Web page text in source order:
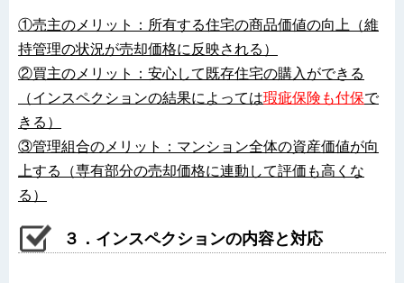
①売主のメリット：所有する住宅の商品価値の向上（維
持管理の状況が売却価格に反映される）
②買主のメリット：安心して既存住宅の購入ができる
（インスペクションの結果によっては瑕疵保険も付保で
きる）
③管理組合のメリット：マンション全体の資産価値が向
上する（専有部分の売却価格に連動して評価も高くな
る）
３．インスペクションの内容と対応